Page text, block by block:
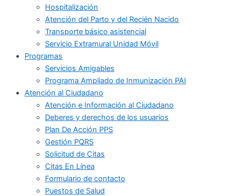
Hospitalización
Atención del Parto y del Recién Nacido
Transporte básico asistencial
Servicio Extramural Unidad Móvil
Programas
Servicios Amigables
Programa Ampliado de Inmunización PAI
Atención al Ciudadano
Atención e Información al Ciudadano
Deberes y derechos de los usuarios
Plan De Acción PPS
Gestión PQRS
Solicitud de Citas
Citas En Línea
Formulario de contacto
Puestos de Salud